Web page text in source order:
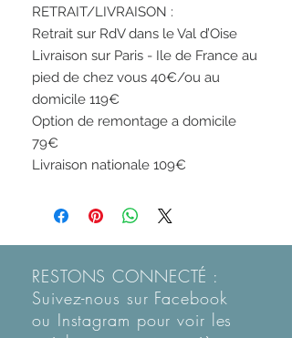
RETRAIT/LIVRAISON :
Retrait sur RdV dans le Val d’Oise
Livraison sur Paris - Ile de France au
pied de chez vous 40€/ou au
domicile 119€
Option de remontage a domicile
79€
Livraison nationale 109€
RESTONS CONNECTÉ :
Suivez-nous sur Facebook
ou Instagram pour voir les